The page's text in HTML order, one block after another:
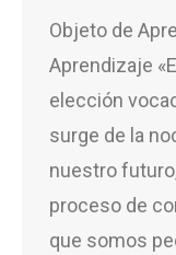
Objeto de
Aprendizaje
elección
surge de la
nuestro
proceso de
que somos